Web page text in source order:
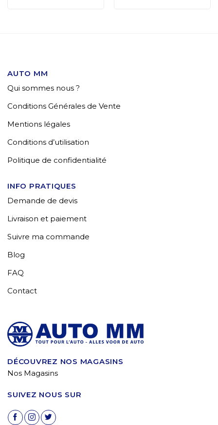
AUTO MM
Qui sommes nous ?
Conditions Générales de Vente
Mentions légales
Conditions d’utilisation
Politique de confidentialité
INFO PRATIQUES
Demande de devis
Livraison et paiement
Suivre ma commande
Blog
FAQ
Contact
DÉCOUVREZ NOS MAGASINS
Nos Magasins
SUIVEZ NOUS SUR